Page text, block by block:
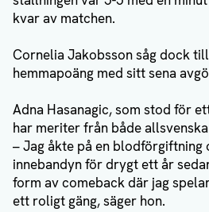
kvar av matchen.
Cornelia Jakobsson såg dock
hemmapoäng med sitt sena
Adna Hasanagic, som stod för
har meriter från både
– Jag åkte på en blodförgiftning
innebandyn för drygt ett år
form av comeback där jag
ett roligt gäng, säger hon.